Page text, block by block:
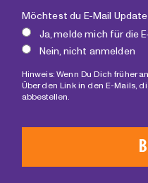
Möchtest du E-Mail
Ja, melde mich für die
Nein, nicht anmelden
Hinweis: Wenn Du Dich früher
Über den Link in den E-Mails,
abbestellen.